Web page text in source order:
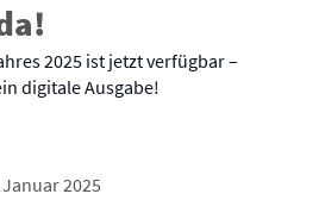
2025 ist jetzt verfügbar –
digitale Ausgabe!
2025